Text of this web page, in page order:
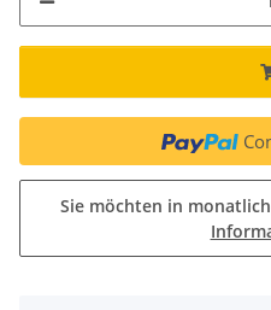
Sie möchten in